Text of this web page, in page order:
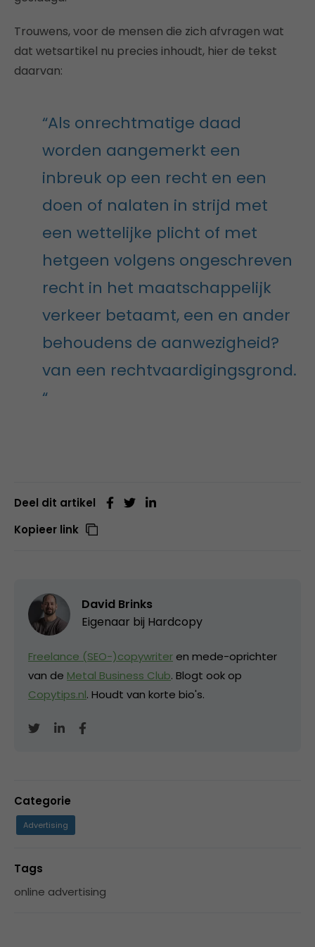
Trouwens, voor de mensen die zich afvragen wat
dat wetsartikel nu precies inhoudt, hier de tekst
daarvan:
“Als onrechtmatige daad
worden aangemerkt een
inbreuk op een recht en een
doen of nalaten in strijd met
een wettelijke plicht of met
hetgeen volgens ongeschreven
recht in het maatschappelijk
verkeer betaamt, een en ander
behoudens de aanwezigheid?
van een rechtvaardigingsgrond.
“
Deel dit artikel
Kopieer link
David Brinks
Eigenaar bij Hardcopy
Freelance (SEO-)copywriter en mede-oprichter
van de Metal Business Club. Blogt ook op
Copytips.nl. Houdt van korte bio's.
Categorie
Advertising
Tags
online advertising